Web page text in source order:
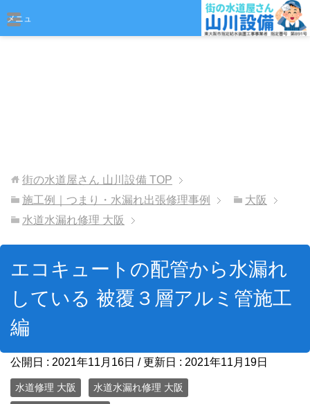
メニュ
街の水道屋さん 山川設備 TOP
施工例｜つまり・水漏れ出張修理事例
大阪
水道水漏れ修理 大阪
エコキュートの配管から水漏れ
している 被覆３層アルミ管施工
編
公開日 : 2021年11月16日 / 更新日 : 2021年11月19日
水道修理 大阪 水道水漏れ修理 大阪